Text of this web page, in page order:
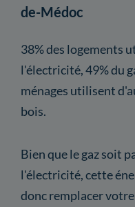
de-Médoc
38% des logements
l'électricité, 49% du
ménages utilisent
bois.
Bien que le gaz soit
l'électricité, cette
donc remplacer